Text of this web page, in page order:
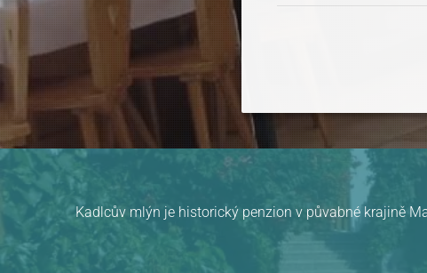
Kadlcův mlýn je historický penzion v půvabné krajině